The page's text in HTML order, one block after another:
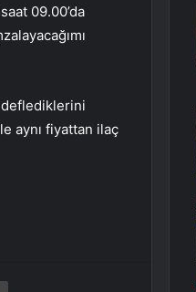
09.00’da
aynı fiyattan ilaç
Yazdır